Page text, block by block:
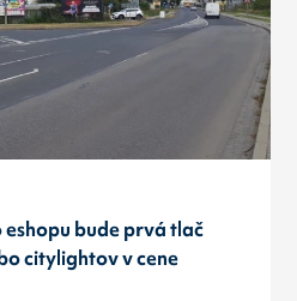
eshopu bude prvá tlač
citylightov v cene